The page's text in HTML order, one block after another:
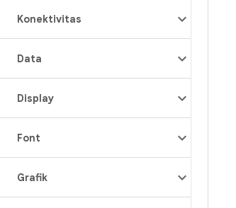
Konektivitas
Data
Display
Font
Grafik